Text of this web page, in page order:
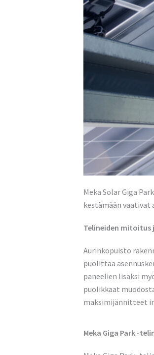
Meka Solar Giga
kestämään
Telineiden mitoitus
Aurinkopuisto
puolittaa
paneelien lisäksi
puolikkaat
maksimijännitteet
Meka Giga Park -